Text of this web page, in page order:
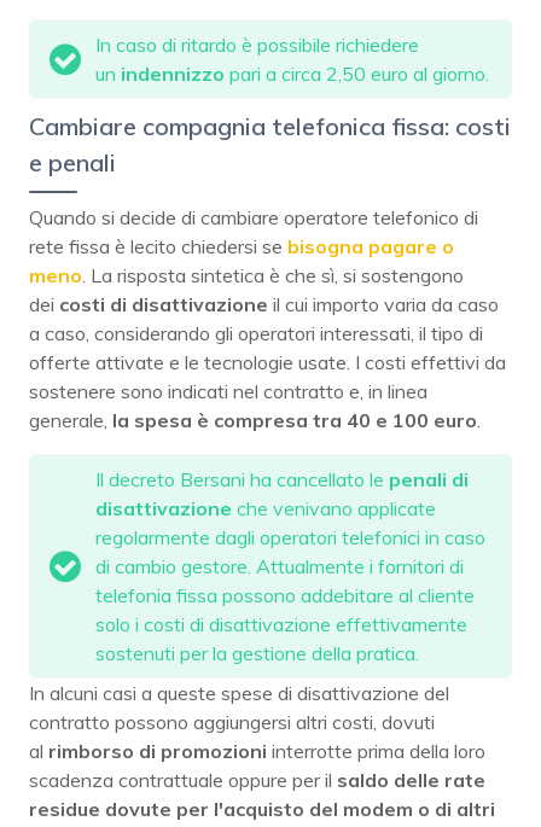
In caso di ritardo è possibile richiedere
un indennizzo pari a circa 2,50 euro al giorno.
Cambiare compagnia telefonica fissa: costi
e penali
Quando si decide di cambiare operatore telefonico di
rete fissa è lecito chiedersi se bisogna pagare o
meno. La risposta sintetica è che sì, si sostengono
dei costi di disattivazione il cui importo varia da caso
a caso, considerando gli operatori interessati, il tipo di
offerte attivate e le tecnologie usate. I costi effettivi da
sostenere sono indicati nel contratto e, in linea
generale, la spesa è compresa tra 40 e 100 euro.
Il decreto Bersani ha cancellato le penali di
disattivazione che venivano applicate
regolarmente dagli operatori telefonici in caso
di cambio gestore. Attualmente i fornitori di
telefonia fissa possono addebitare al cliente
solo i costi di disattivazione effettivamente
sostenuti per la gestione della pratica.
In alcuni casi a queste spese di disattivazione del
contratto possono aggiungersi altri costi, dovuti
al rimborso di promozioni interrotte prima della loro
scadenza contrattuale oppure per il saldo delle rate
residue dovute per l'acquisto del modem o di altri